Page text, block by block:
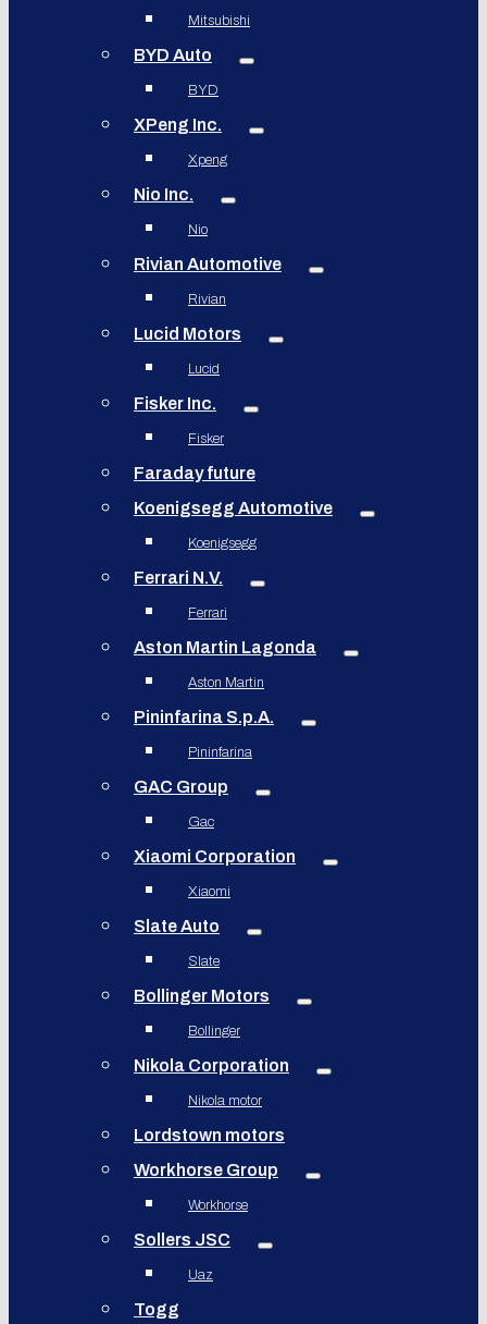
Mitsubishi
BYD Auto
BYD
XPeng Inc.
Xpeng
Nio Inc.
Nio
Rivian Automotive
Rivian
Lucid Motors
Lucid
Fisker Inc.
Fisker
Faraday future
Koenigsegg Automotive
Koenigsegg
Ferrari N.V.
Ferrari
Aston Martin Lagonda
Aston Martin
Pininfarina S.p.A.
Pininfarina
GAC Group
Gac
Xiaomi Corporation
Xiaomi
Slate Auto
Slate
Bollinger Motors
Bollinger
Nikola Corporation
Nikola motor
Lordstown motors
Workhorse Group
Workhorse
Sollers JSC
Uaz
Togg